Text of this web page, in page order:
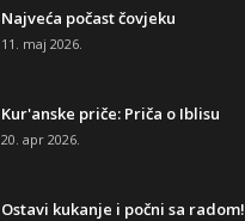
Najveća počast čovjeku
11. maj 2026.
Kur'anske priče: Priča o Iblisu
20. apr 2026.
Ostavi kukanje i počni sa radom!